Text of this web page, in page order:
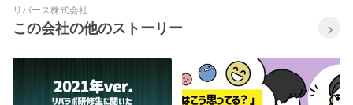
リバース株式会社
この会社の他のストーリー